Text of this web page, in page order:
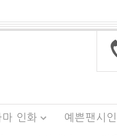
마 인화 예쁜팬시